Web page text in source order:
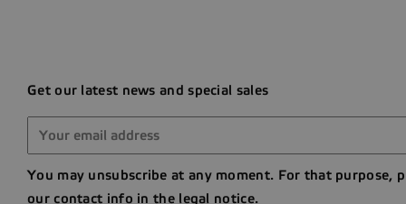
Get our latest news and special sales
You may unsubscribe at any moment. For that purpose,
our contact info in the legal notice.